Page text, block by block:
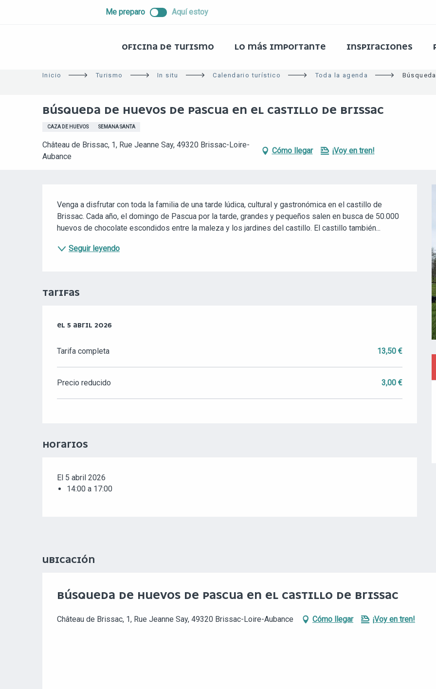
Me preparo Aquí estoy
OFICINA DE TURISMO LO MÁS IMPORTANTE INSPIRACIONES
Inicio Turismo In situ Calendario turístico Toda la agenda
BÚSQUEDA DE HUEVOS DE PASCUA EN EL CASTILLO DE BRISSAC
CAZA DE HUEVOS SEMANA SANTA
Château de Brissac, 1, Rue Jeanne Say, 49320 Brissac-Loire-
Aubance
Cómo llegar ¡Voy en tren!
Venga a disfrutar con toda la familia de una tarde lúdica, cultural y gastronómica en el castillo de
Brissac. Cada año, el domingo de Pascua por la tarde, grandes y pequeños salen en busca de 50.000
huevos de chocolate escondidos entre la maleza y los jardines del castillo. El castillo también...
Seguir leyendo
TARIFAS
EL 5 ABRIL 2026
EL 5 ABRIL 2026
Tarifa completa 13,50 €
Precio reducido 3,00 €
HORARIOS
El 5 abril 2026
14:00 a 17:00
UBICACIÓN
BÚSQUEDA DE HUEVOS DE PASCUA EN EL CASTILLO DE BRISSAC
Château de Brissac, 1, Rue Jeanne Say, 49320 Brissac-Loire-Aubance Cómo llegar ¡Voy en tren!